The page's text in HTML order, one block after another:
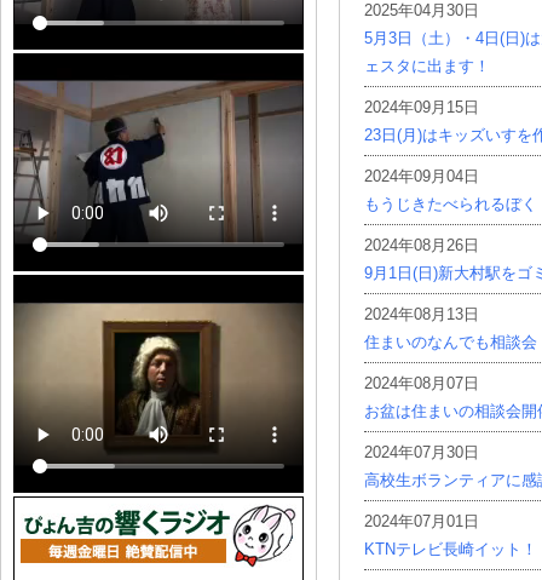
2025年04月30日
5月3日（土）・4日(日)
ェスタに出ます！
2024年09月15日
23日(月)はキッズいすを
2024年09月04日
もうじきたべられるぼく
2024年08月26日
9月1日(日)新大村駅をゴ
2024年08月13日
住まいのなんでも相談会
2024年08月07日
お盆は住まいの相談会開
2024年07月30日
高校生ボランティアに感
2024年07月01日
KTNテレビ長崎イット！